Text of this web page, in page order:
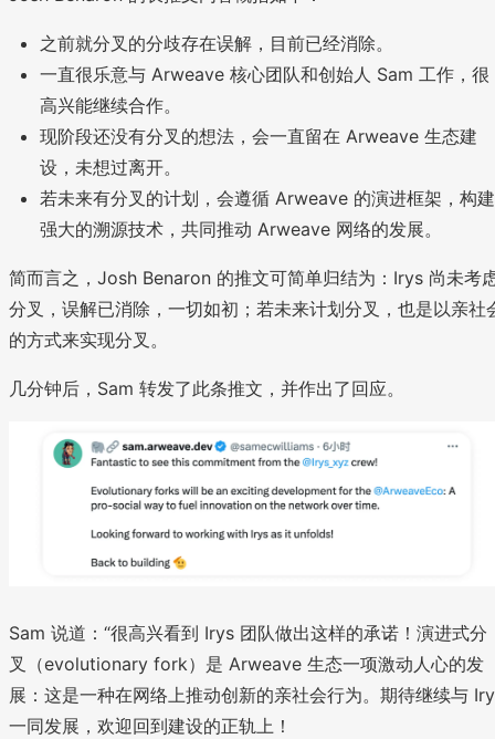
之前就分叉的分歧存在误解，目前已经消除。
一直很乐意与 Arweave 核心团队和创始人 Sam 工作，很
高兴能继续合作。
现阶段还没有分叉的想法，会一直留在 Arweave 生态建
设，未想过离开。
若未来有分叉的计划，会遵循 Arweave 的演进框架，构建
强大的溯源技术，共同推动 Arweave 网络的发展。
简而言之，Josh Benaron 的推文可简单归结为：Irys 尚未考
分叉，误解已消除，一切如初；若未来计划分叉，也是以亲社
的方式来实现分叉。
几分钟后，Sam 转发了此条推文，并作出了回应。
Sam 说道：“很高兴看到 Irys 团队做出这样的承诺！演进式分
叉（evolutionary fork）是 Arweave 生态一项激动人心的发
展：这是一种在网络上推动创新的亲社会行为。期待继续与
一同发展，欢迎回到建设的正轨上！